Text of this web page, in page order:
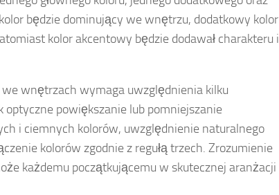
będzie dominujący we wnętrzu, dodatkowy kolor
kolor akcentowy będzie dodawał charakteru i
wnętrzach wymaga uwzględnienia kilku
optyczne powiększanie lub pomniejszanie
i ciemnych kolorów, uwzględnienie naturalnego
kolorów zgodnie z regułą trzech. Zrozumienie
każdemu początkującemu w skutecznej aranżacji